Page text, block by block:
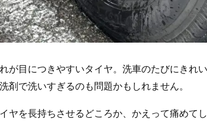
が目につきやすいタイヤ。洗車のたびにきれ
剤で洗いすぎるのも問題かもしれません。
ヤを長持ちさせるどころか、かえって痛めて